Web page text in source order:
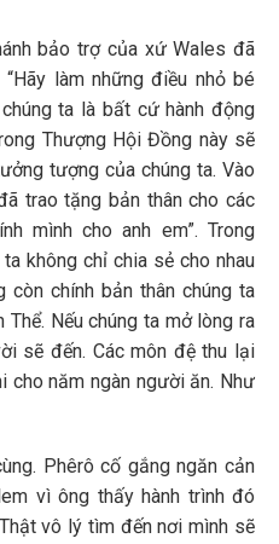
bảo trợ của xứ Wales đã
làm những điều nhỏ bé
ta là bất cứ hành động
Thượng Hội Đồng này sẽ
tượng của chúng ta. Vào
trao tặng bản thân cho các
mình cho anh em”. Trong
không chỉ chia sẻ cho nhau
chính bản thân chúng ta
Nếu chúng ta mở lòng ra
sẽ đến. Các môn đệ thu lại
cho năm ngàn người ăn. Như
Phêrô cố gắng ngăn cản
vì ông thấy hành trình đó
vô lý tìm đến nơi mình sẽ